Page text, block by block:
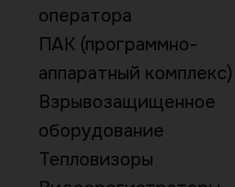
оператора
ПАК (программно-
аппаратный комплекс)
Взрывозащищенное
оборудование
Тепловизоры